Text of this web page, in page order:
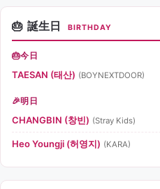
誕生日 BIRTHDAY
今日
TAESAN (태산) (BOYNEXTDOOR)
明日
CHANGBIN (창빈) (Stray Kids)
Heo Youngji (허영지) (KARA)